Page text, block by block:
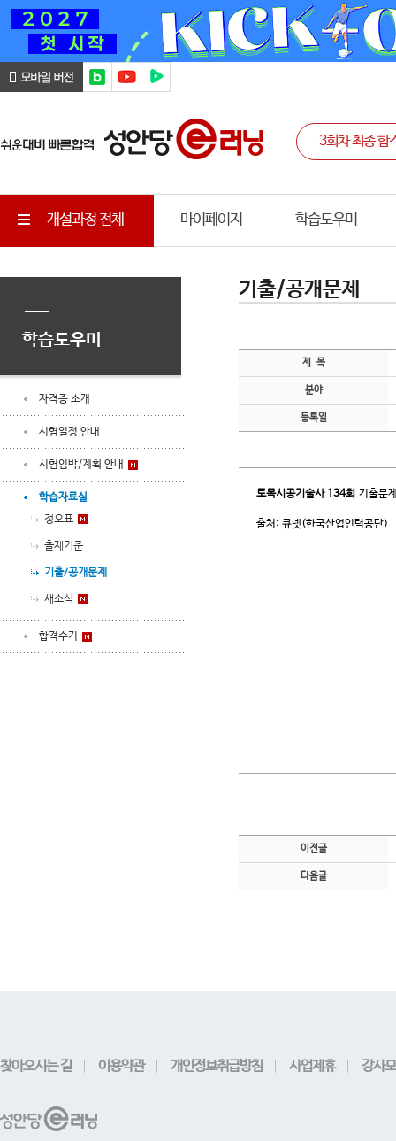
개설과정 전체 마이페이지 학습도우미
학습도우미
자격증 소개
시험일정 안내
시험임박/계획 안내
학습자료실
정오표
출제기준
기출/공개문제
새소식
합격수기
기출/공개문제
제 목
분야
등록일
토목시공기술사 134회 기출문
출처: 큐넷(한국산업인력공단)
이전글
다음글
찾아오시는 길 이용약관 개인정보취급방침 사업제휴 강사